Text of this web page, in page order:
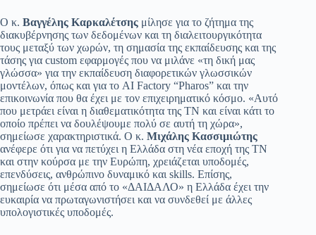
Ο κ. Βαγγέλης Καρκαλέτσης μίλησε για το ζήτημα της
διακυβέρνησης των δεδομένων και τη διαλειτουργικότητα
τους μεταξύ των χωρών, τη σημασία της εκπαίδευσης και της
τάσης για custom εφαρμογές που να μιλάνε «τη δική μας
γλώσσα» για την εκπαίδευση διαφορετικών γλωσσικών
μοντέλων, όπως και για το AI Factory “Pharos” και την
επικοινωνία που θα έχει με τον επιχειρηματικό κόσμο. «Αυτό
που μετράει είναι η διαθεματικότητα της ΤΝ και είναι κάτι το
οποίο πρέπει να δουλέψουμε πολύ σε αυτή τη χώρα»,
σημείωσε χαρακτηριστικά. Ο κ. Μιχάλης Κασσιμιώτης
ανέφερε ότι για να πετύχει η Ελλάδα στη νέα εποχή της ΤΝ
και στην κούρσα με την Ευρώπη, χρειάζεται υποδομές,
επενδύσεις, ανθρώπινο δυναμικό και skills. Επίσης,
σημείωσε ότι μέσα από το «ΔΑΙΔΑΛΟ» η Ελλάδα έχει την
ευκαιρία να πρωταγωνιστήσει και να συνδεθεί με άλλες
υπολογιστικές υποδομές.